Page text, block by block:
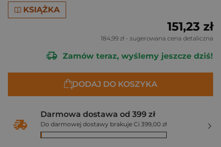
KSIĄŻKA
151,23 zł
184,99 zł - sugerowana cena detaliczna
Zamów teraz, wyślemy jeszcze dziś!
DODAJ DO KOSZYKA
Darmowa dostawa od 399 zł
Do darmowej dostawy brakuje Ci 399,00 zł